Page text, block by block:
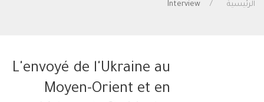
الرئيسية Interview
L'envoyé de l'Ukraine au
Moyen-Orient et en